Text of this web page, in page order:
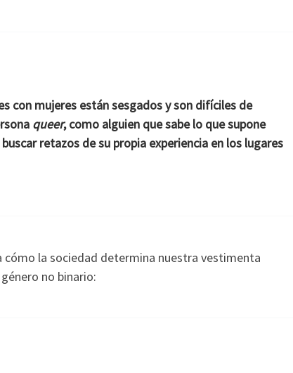
con mujeres están sesgados y son difíciles de
queer, como alguien que sabe lo que supone
retazos de su propia experiencia en los lugares
cómo la sociedad determina nuestra vestimenta
no binario: